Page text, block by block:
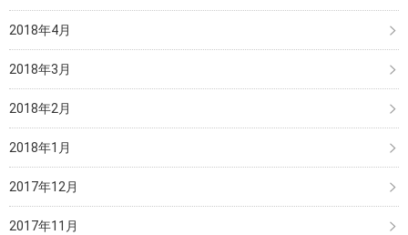
2018年4月
2018年3月
2018年2月
2018年1月
2017年12月
2017年11月